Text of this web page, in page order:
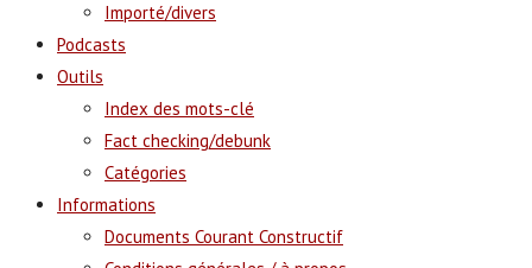
Importé/divers
Podcasts
Outils
Index des mots-clé
Fact checking/debunk
Catégories
Informations
Documents Courant Constructif